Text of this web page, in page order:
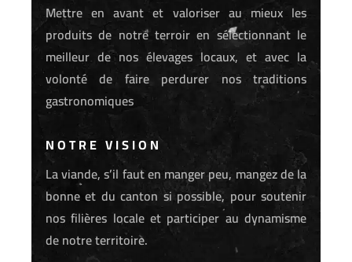
Mettre en avant et valoriser au mieux les
produits de notre terroir en sélectionnant le
meilleur de nos élevages locaux, et avec la
volonté de faire perdurer nos traditions
gastronomiques
NOTRE VISION
La viande, s’il faut en manger peu, mangez de la
bonne et du canton si possible, pour soutenir
nos filières locale et participer au dynamisme
de notre territoire.